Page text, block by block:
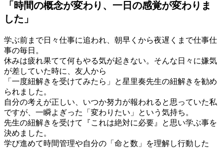
「時間の概念が変わり、一日の感覚が変わりま
した」
学ぶ前まで日々仕事に追われ、朝早くから夜遅くまで仕事仕
事の毎日。
休みは疲れ果てて何もやる気が起きない。そんな日々に嫌気
が差していた時に、友人から
「一度紐解きを受けてみたら」と星里奏先生の紐解きを勧め
られました。
自分の考えが正しい、いつか努力が報われると思っていた私
ですが、一瞬よぎった「変わりたい」という気持ち。
先生の紐解きを受けて『これは絶対に必要』と思い学ぶ事を
決めました。
学び進めて時間管理や自分の「命と数」を理解し行動した